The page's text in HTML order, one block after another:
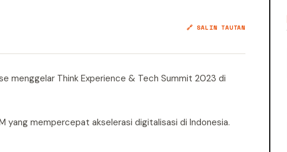
🔗 SALIN TAUTAN
menggelar Think Experience & Tech Summit 2023 di
yang mempercepat akselerasi digitalisasi di Indonesia.